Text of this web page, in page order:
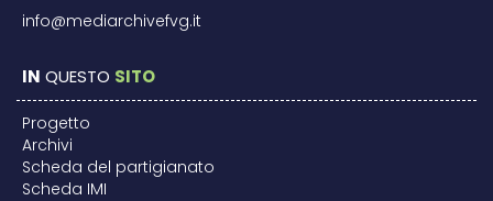
info@mediarchivefvg.it
IN QUESTO SITO
Progetto
Archivi
Scheda del partigianato
Scheda IMI